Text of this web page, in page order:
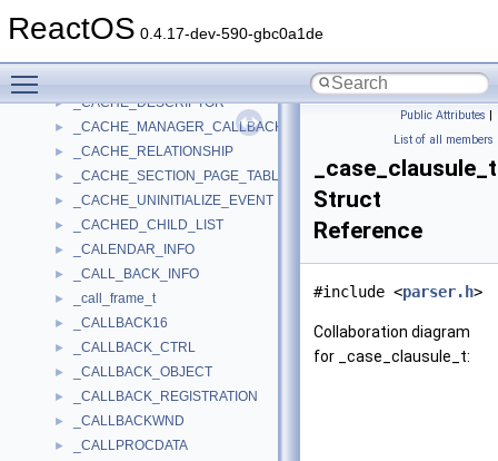
ReactOS 0.4.17-dev-590-gbc0a1de
► _CABINET_NAME
► _CACHE_DESCRIPTOR
► _CACHE_MANAGER_CALLBACKS
► _CACHE_RELATIONSHIP
► _CACHE_SECTION_PAGE_TABLE
► _CACHE_UNINITIALIZE_EVENT
► _CACHED_CHILD_LIST
► _CALENDAR_INFO
► _CALL_BACK_INFO
► _call_frame_t
► _CALLBACK16
► _CALLBACK_CTRL
► _CALLBACK_OBJECT
► _CALLBACK_REGISTRATION
► _CALLBACKWND
► _CALLPROCDATA
Public Attributes |
List of all members
_case_clausule_t
Struct
Reference
#include <parser.h>
Collaboration diagram
for _case_clausule_t: